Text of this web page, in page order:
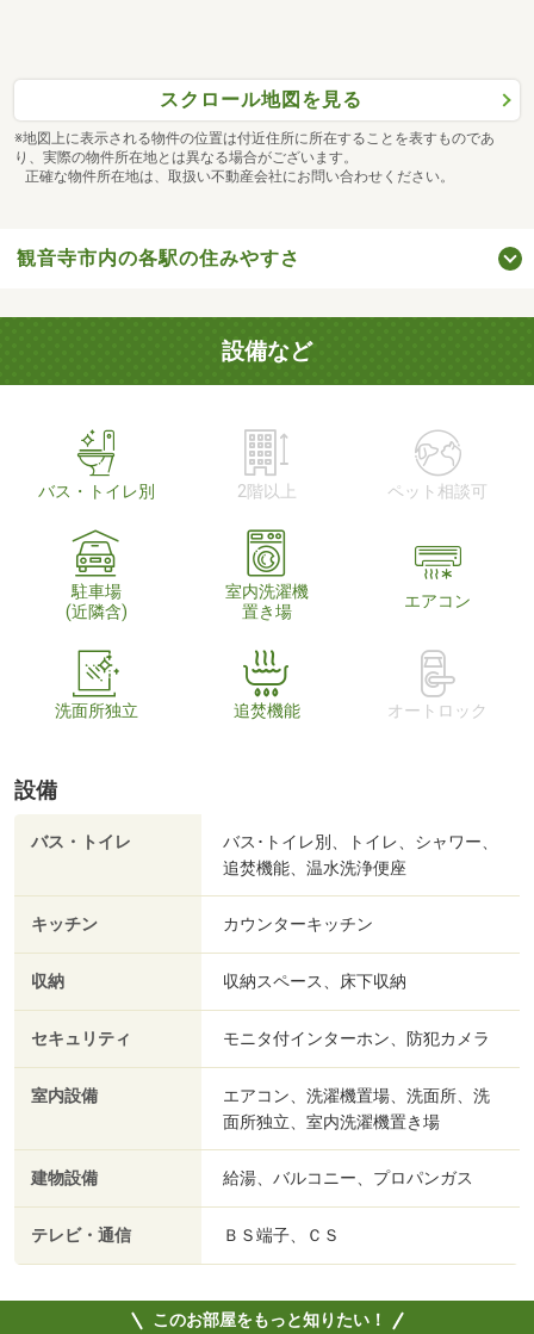
スクロール地図を見る
※地図上に表示される物件の位置は付近住所に所在することを表すものであ
り、実際の物件所在地とは異なる場合がございます。
正確な物件所在地は、取扱い不動産会社にお問い合わせください。
観音寺市内の各駅の住みやすさ
設備など
バス・トイレ別 2階以上 ペット相談可
駐車場
(近隣含)
室内洗濯機
置き場
エアコン
洗面所独立 追焚機能 オートロック
設備
バス・トイレ
バス･トイレ別、トイレ、シャワー、
追焚機能、温水洗浄便座
キッチン カウンターキッチン
収納 収納スペース、床下収納
セキュリティ モニタ付インターホン、防犯カメラ
室内設備
エアコン、洗濯機置場、洗面所、洗
面所独立、室内洗濯機置き場
建物設備 給湯、バルコニー、プロパンガス
テレビ・通信 ＢＳ端子、ＣＳ
このお部屋をもっと知りたい！